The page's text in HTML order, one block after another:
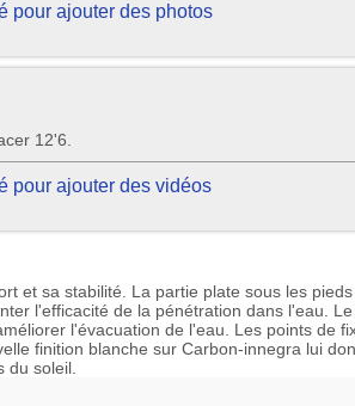
pour ajouter des photos
12'6.
pour ajouter des vidéos
et sa stabilité. La partie plate sous les
l'efficacité de la pénétration dans l'eau.
l'évacuation de l'eau. Les points de
finition blanche sur Carbon-innegra lui
du soleil.